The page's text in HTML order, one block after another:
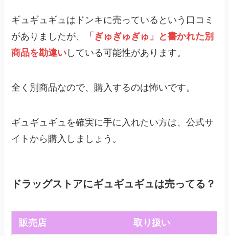
ギュギュギュはドンキに売っているという口コミ
がありましたが、
「ぎゅぎゅぎゅ」と書かれた別
商品を勘違い している可能性があります。
全く別商品なので、購入するのは怖いです。
ギュギュギュを確実に手に入れたい方は、公式サ
イトから購入しましょう。
ドラッグストアにギュギュギュは売ってる？
販売店 取り扱い